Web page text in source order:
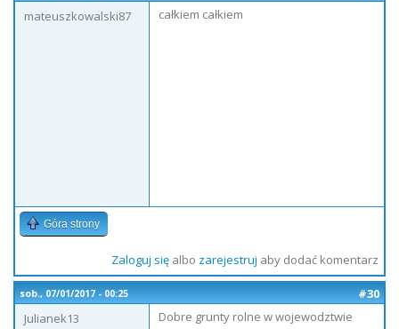
mateuszkowalski87
całkiem całkiem
Góra strony
Zaloguj sięalbo zarejestruj aby dodać komentarz
sob., 07/01/2017 - 00:25
#30
Julianek13
Dobre grunty rolne w wojewodztwie